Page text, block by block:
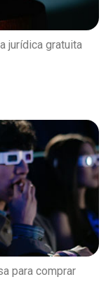
jurídica gratuita
para comprar